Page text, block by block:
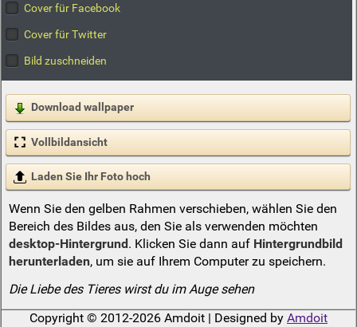
Cover für Facebook
Cover für Twitter
Bild zuschneiden
Download wallpaper
Vollbildansicht
Laden Sie Ihr Foto hoch
Wenn Sie den gelben Rahmen verschieben, wählen Sie den
Bereich des Bildes aus, den Sie als verwenden möchten
desktop-Hintergrund . Klicken Sie dann auf Hintergrundbild
herunterladen, um sie auf Ihrem Computer zu speichern.
Die Liebe des Tieres wirst du im Auge sehen
Copyright © 2012-2026 Amdoit | Designed by Amdoit